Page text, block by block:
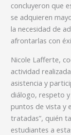
concluyeron que
se adquieren
la necesidad de
afrontarlas con
Nicole Lafferte,
actividad
asistencia y
diálogo, respeto
puntos de vista y
tratadas”, quién
estudiantes a